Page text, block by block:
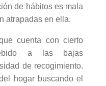
de hábitos es mala
atrapadas en ella.
cuenta con cierto
a las bajas
de recogimiento.
hogar buscando el